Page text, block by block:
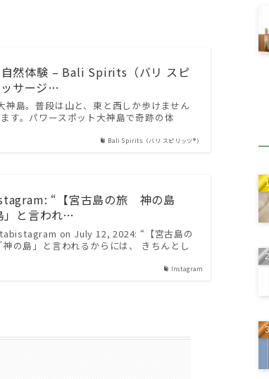
Bali Spirits（バリ スピリッツ®）
然体験 – Bali Spirits（バリ スピ
サージ…
島。普段は山と、東と西しか歩けません
す。パワースポット大神島で奇跡の体
Instagram
“【宮古島の旅 神の島
」と言われ…
on July 12, 2024: “【宮古島の
島」と言われるからには、 きちんとし